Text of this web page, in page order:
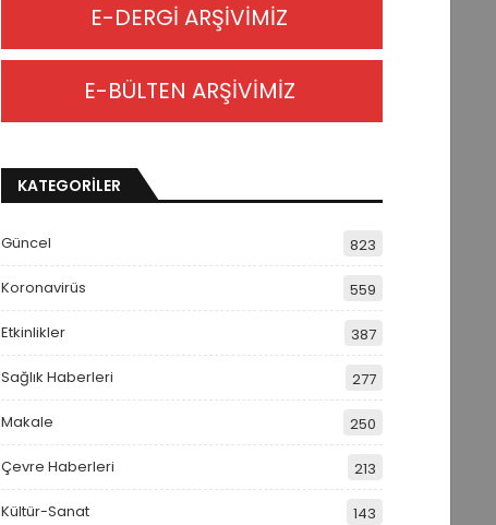
E-DERGİ ARŞİVİMİZ
E-BÜLTEN ARŞİVİMİZ
KATEGORİLER
Güncel 823
Koronavirüs 559
Etkinlikler 387
Sağlık Haberleri 277
Makale 250
Çevre Haberleri 213
Kültür-Sanat 143